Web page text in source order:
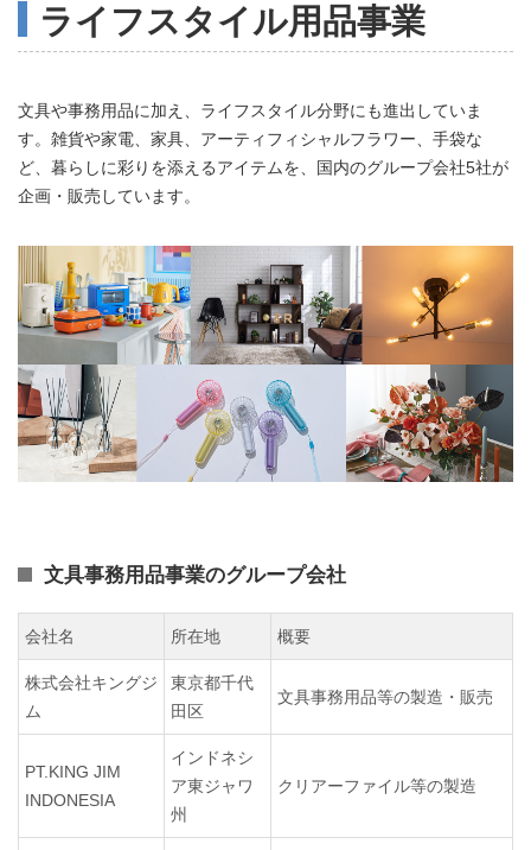
ライフスタイル用品事業
文具や事務用品に加え、ライフスタイル分野にも進出していま
す。雑貨や家電、家具、アーティフィシャルフラワー、手袋な
ど、暮らしに彩りを添えるアイテムを、国内のグループ会社5社が
企画・販売しています。
文具事務用品事業のグループ会社
会社名 所在地 概要
株式会社キングジ
ム
東京都千代
田区
文具事務用品等の製造・販売
PT.KING JIM
INDONESIA
インドネシ
ア東ジャワ
州
クリアーファイル等の製造